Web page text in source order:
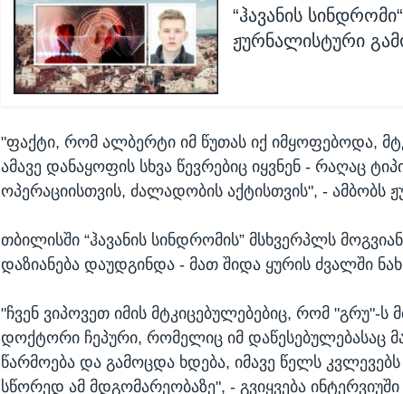
“ჰავანის
ჟურნალისტური
"ფაქტი, რომ ალბერტი იმ წუთას იქ იმყოფებოდა,
ამავე დანაყოფის სხვა წევრებიც იყვნენ - რაღაც
ოპერაციისთვის, ძალადობის აქტისთვის", - ამბობს
თბილისში “ჰავანის სინდრომის” მსხვერპლს
დაზიანება დაუდგინდა - მათ შიდა ყურის ძვალში
"ჩვენ ვიპოვეთ იმის მტკიცებულებებიც, რომ "გრუ"-ს
დოქტორი ჩეპური, რომელიც იმ დაწესებულებასაც
წარმოება და გამოცდა ხდება, იმავე წელს
სწორედ ამ მდგომარეობაზე", - გვიყვება